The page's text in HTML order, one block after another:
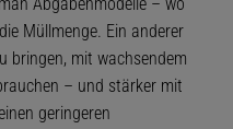
Müllmenge. Ein anderer
bringen, mit wachsendem
– und stärker mit
geringeren